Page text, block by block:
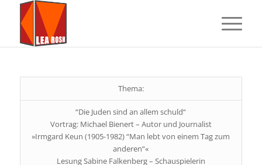
Thema:
“Die Juden sind an allem schuld“
Vortrag: Michael Bienert – Autor und Journalist
»Irmgard Keun (1905-1982) “Man lebt von einem Tag zum
anderen“«
Lesung Sabine Falkenberg – Schauspielerin